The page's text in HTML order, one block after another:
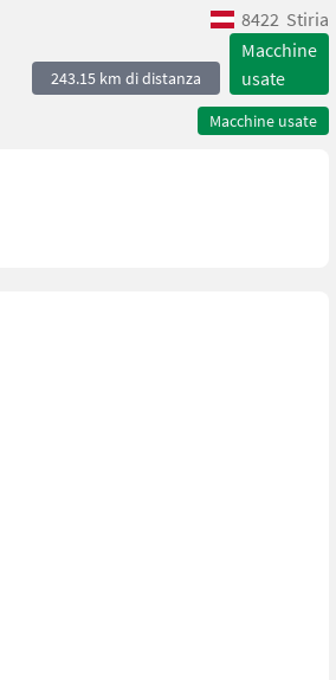
8422 Stiria
243.15 km di distanza
Macchine
usate
Macchine usate